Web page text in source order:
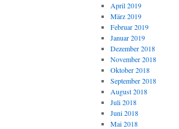
April 2019
März 2019
Februar 2019
Januar 2019
Dezember 2018
November 2018
Oktober 2018
September 2018
August 2018
Juli 2018
Juni 2018
Mai 2018